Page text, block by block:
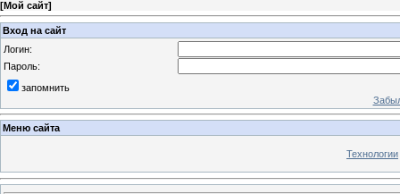
[Мой сайт]
Вход на сайт
Логин:
Пароль:
запомнить
Меню сайта
Технологии